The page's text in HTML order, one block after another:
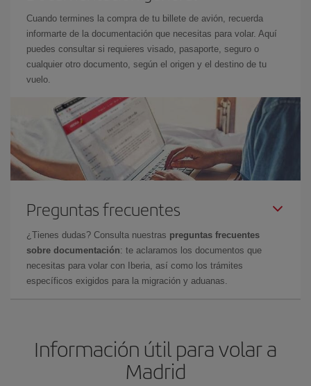
Cuando termines la compra de tu billete de avión, recuerda
informarte de la documentación que necesitas para volar. Aquí
puedes consultar si requieres visado, pasaporte, seguro o
cualquier otro documento, según el origen y el destino de tu
vuelo.
Preguntas frecuentes
¿Tienes dudas? Consulta nuestras preguntas frecuentes
sobre documentación: te aclaramos los documentos que
necesitas para volar con Iberia, así como los trámites
específicos exigidos para la migración y aduanas.
Información útil para volar a
Madrid